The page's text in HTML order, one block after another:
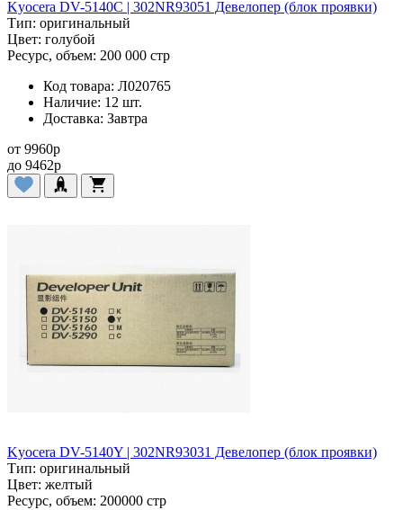
Kyocera DV-5140C | 302NR93051 Девелопер (блок проявки)
Тип: оригинальный
Цвет: голубой
Ресурс, объем: 200 000 стр
Код товара: Л020765
Наличие: 12 шт.
Доставка: Завтра
от 9960p
до 9462p
Kyocera DV-5140Y | 302NR93031 Девелопер (блок проявки)
Тип: оригинальный
Цвет: желтый
Ресурс, объем: 200000 стр